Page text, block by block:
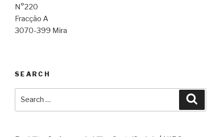
N°220
Fracção A
3070-399 Mira
SEARCH